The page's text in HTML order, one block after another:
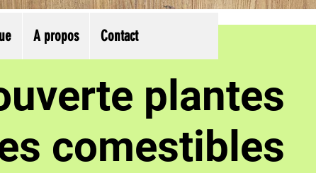
plantes
comestibles
A propos Contact